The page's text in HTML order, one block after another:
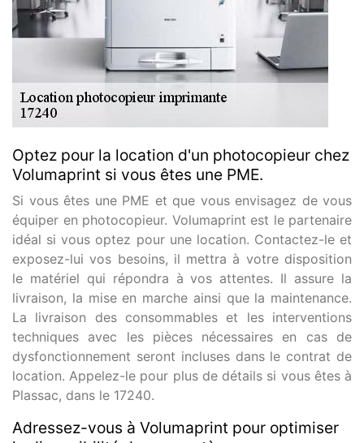
Optez pour la location d'un photocopieur chez
Volumaprint si vous êtes une PME.
Si vous êtes une PME et que vous envisagez de vous
équiper en photocopieur. Volumaprint est le partenaire
idéal si vous optez pour une location. Contactez-le et
exposez-lui vos besoins, il mettra à votre disposition
le matériel qui répondra à vos attentes. Il assure la
livraison, la mise en marche ainsi que la maintenance.
La livraison des consommables et les interventions
techniques avec les pièces nécessaires en cas de
dysfonctionnement seront incluses dans le contrat de
location. Appelez-le pour plus de détails si vous êtes à
Plassac, dans le 17240.
Adressez-vous à Volumaprint pour optimiser